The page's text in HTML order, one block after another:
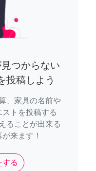
つからない
投稿しよう
、家具の名前や
トを投稿する
ることが出来る
来ます！
する